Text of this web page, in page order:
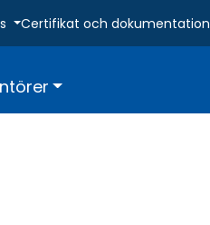
Certifikat och dokumentation